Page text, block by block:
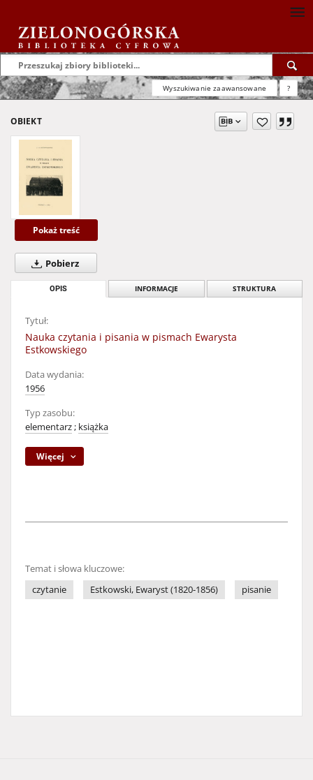
Wyszukiwanie zaawansowane ?
OBIEKT
Pokaż treść
Pobierz
OPIS INFORMACJE STRUKTURA
Tytuł:
Nauka czytania i pisania w pismach Ewarysta
Estkowskiego
Data wydania:
1956
Typ zasobu:
elementarz; książka
Więcej
Temat i słowa kluczowe:
czytanie
Estkowski, Ewaryst (1820-1856) pisanie